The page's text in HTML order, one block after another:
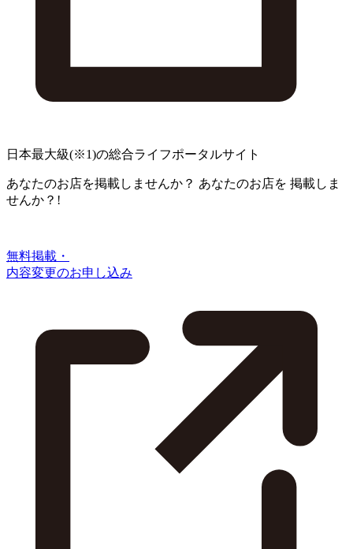
日本最大級(※1)の総合ライフポータルサイト
あなたのお店を掲載しませんか？ あなたのお店を 掲載しま
せんか？!
無料掲載・
内容変更のお申し込み